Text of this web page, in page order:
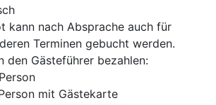
kann nach Absprache auch für
Terminen gebucht werden.
den Gästeführer bezahlen:
mit Gästekarte